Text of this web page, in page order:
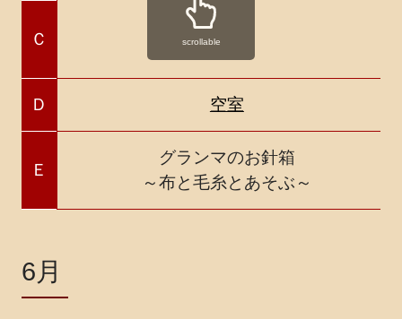
Ｃ
Ｄ 空室
Ｅ
グランマのお針箱
～布と毛糸とあそぶ～
scrollable
6月